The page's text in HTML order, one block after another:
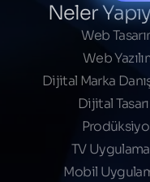
Neler
Web
Web
Dijital Marka
Dijital
TV
Mobil